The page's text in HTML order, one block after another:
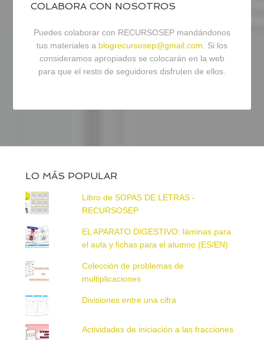
COLABORA CON NOSOTROS
Puedes colaborar con RECURSOSEP mandándonos
tus materiales a blogrecursosep@gmail.com . Si los
consideramos apropiados se colocarán en la web
para que el resto de seguidores disfruten de ellos.
LO MÁS POPULAR
Libro de SOPAS DE LETRAS -
RECURSOSEP
EL APARATO DIGESTIVO: láminas para
el aula y fichas para el alumno (ES/EN)
Colección de problemas de
multiplicaciones
Divisiones entre una cifra
Actividades de iniciación a las fracciones